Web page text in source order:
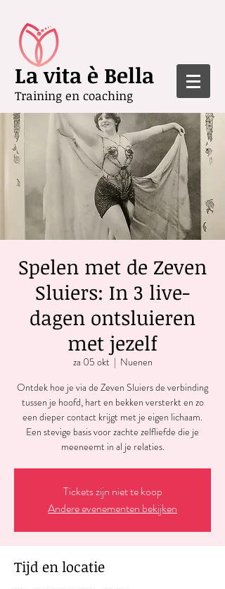
La vita è Bella
Training en coaching
Spelen met de Zeven
Sluiers: In 3 live-
dagen ontsluieren
met jezelf
za 05 okt
  |
Nuenen
Ontdek hoe je via de Zeven Sluiers de verbinding
tussen je hoofd, hart en bekken versterkt en zo
een dieper contact krijgt met je eigen lichaam.
Een stevige basis voor zachte zelfliefde die je
meeneemt in al je relaties.
Tickets zijn niet te koop
Andere evenementen bekijken
Tijd en locatie